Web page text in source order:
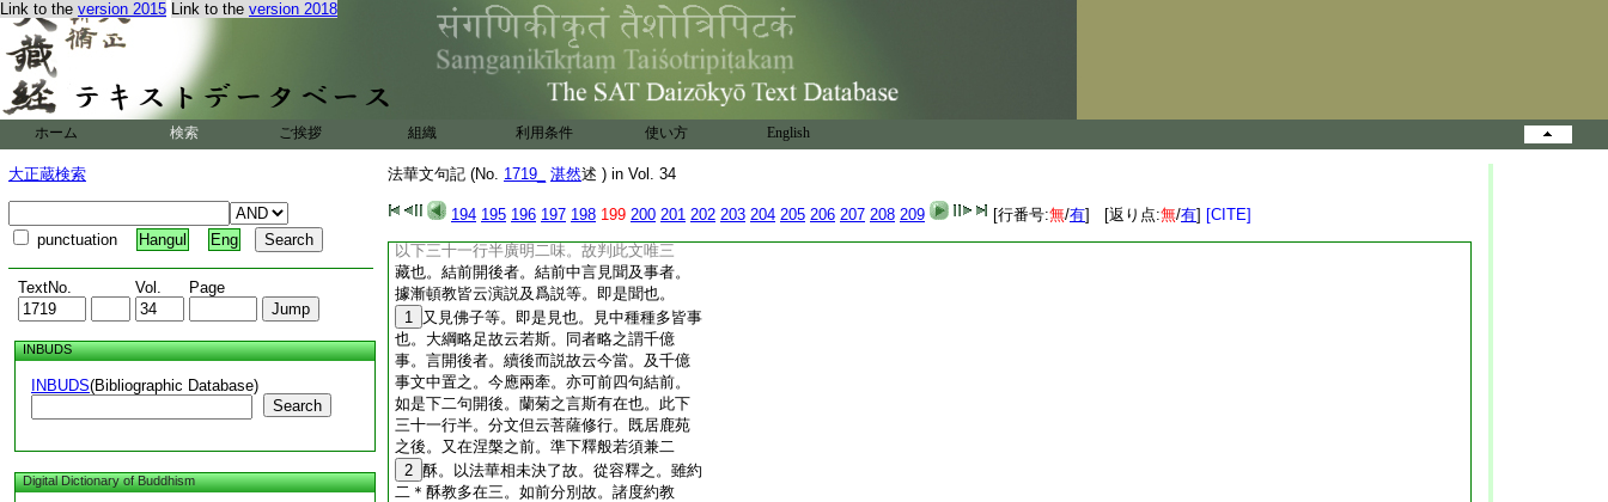
Link to the version 2015 Link to the version 2018
ホーム 検索 ご挨拶 組織 利用条件 使い方 English
大正蔵検索
punctuation Hangul Eng
TextNo. Vol. Page
INBUDS
INBUDS(Bibliographic Database)
Search
Digital Dictionary of Buddhism
法華文句記 (No. 1719_ 湛然述 ) in Vol. 34
194 195 196 197 198 199 200 201 202 203 204 205 206 207 208 209 [行番号:無/有] [返り点:無/有] [CITE]
亦得種種及無上名。不雜凡小通得名淨。
非畢竟淨者。且約三藏六度言之。藥中無
病名爲淨耳。若欲於此辨四悉者。三乘行
異世界也。縁覺爲人聲聞對治。菩薩第一義。
況復各各皆具四悉。三乘約教準例可知。
本迹觀心亦應可解。下去諸度隨文略消。又
聲聞等者。且約當教一途而説。應知通教
三乘。並以界内滅諦爲初門。別教菩薩以
界外道諦爲初門。圓人以界外滅諦爲初
門。此中明因光暫見不合廣求法相。但略
以下三十一行半廣明二味。故判此文唯三
藏也。結前開後者。結前中言見聞及事者。
據漸頓教皆云演説及爲説等。即是聞也。
1 又見佛子等。即是見也。見中種種多皆事
也。大綱略足故云若斯。同者略之謂千億
事。言開後者。續後而説故云今當。及千億
事文中置之。今應兩牽。亦可前四句結前。
如是下二句開後。蘭菊之言斯有在也。此下
三十一行半。分文但云菩薩修行。既居鹿苑
之後。又在涅槃之前。準下釋般若須兼二
2 酥。以法華相未決了故。從容釋之。雖約
二＊酥教多在三。如前分別故。諸度約教